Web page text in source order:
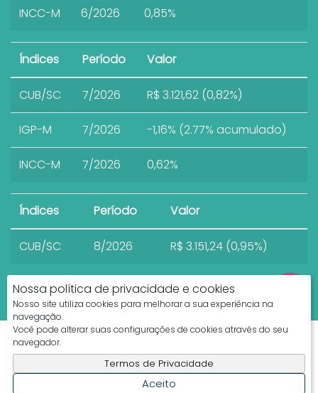
Nossa política de privacidade e cookies
Nosso site utiliza cookies para melhorar a sua experiência na
navegação.
Você pode alterar suas configurações de cookies através do seu
navegador.
Termos de Privacidade
Aceito
INCC-M 6/2026 0,85%
Índices Período Valor
CUB/SC 7/2026 R$ 3.121,62 (0,82%)
IGP-M 7/2026 -1,16% (2.77% acumulado)
INCC-M 7/2026 0,62%
Índices Período Valor
CUB/SC 8/2026 R$ 3.151,24 (0,95%)
Apresenta.me ~ Plataforma Imobiliária
Copyright © 2026 ~ 0.0000s